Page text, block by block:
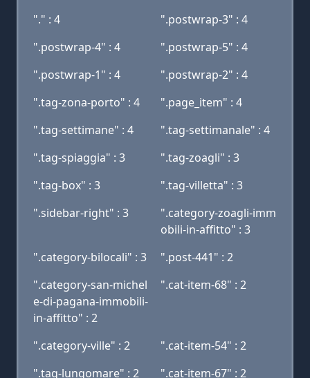
"." : 4
".postwrap-3" : 4
".postwrap-4" : 4
".postwrap-5" : 4
".postwrap-1" : 4
".postwrap-2" : 4
".tag-zona-porto" : 4
".page_item" : 4
".tag-settimane" : 4
".tag-settimanale" : 4
".tag-spiaggia" : 3
".tag-zoagli" : 3
".tag-box" : 3
".tag-villetta" : 3
".sidebar-right" : 3
".category-zoagli-imm
obili-in-affitto" : 3
".category-bilocali" : 3
".post-441" : 2
".category-san-michel
e-di-pagana-immobili-
in-affitto" : 2
".cat-item-68" : 2
".category-ville" : 2
".cat-item-54" : 2
".tag-lungomare" : 2
".cat-item-67" : 2